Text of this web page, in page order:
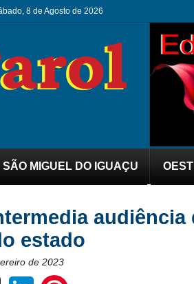
8 de Agosto de 2026
SÃO MIGUEL DO IGUAÇU
estado
de 2023